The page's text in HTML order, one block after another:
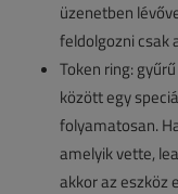
üzenetben
feldolgozni csak
Token ring:
között egy
folyamatosan.
amelyik vette,
akkor az eszköz